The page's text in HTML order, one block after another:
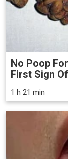
No Poop
First Sign Of
1 h 21 min